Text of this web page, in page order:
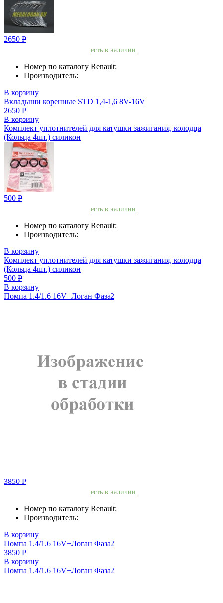
2650 Р
есть в наличии
Номер по каталогу Renault:
Производитель:
В корзину
Вкладыши коренные STD 1,4-1,6 8V-16V
2650 Р
В корзину
Комплект уплотнителей для катушки зажигания, колодца
(Кольца 4шт.) силикон
500 Р
есть в наличии
Номер по каталогу Renault:
Производитель:
В корзину
Комплект уплотнителей для катушки зажигания, колодца
(Кольца 4шт.) силикон
500 Р
В корзину
Помпа 1.4/1.6 16V+Логан Фаза2
3850 Р
есть в наличии
Номер по каталогу Renault:
Производитель:
В корзину
Помпа 1.4/1.6 16V+Логан Фаза2
3850 Р
В корзину
Помпа 1.4/1.6 16V+Логан Фаза2